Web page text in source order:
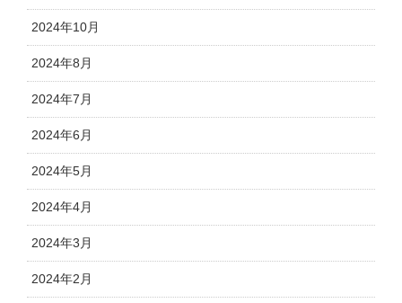
2024年10月
2024年8月
2024年7月
2024年6月
2024年5月
2024年4月
2024年3月
2024年2月